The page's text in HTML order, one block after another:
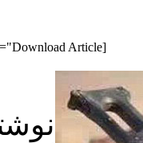
[pdf_attachment file="1" name="Download Article"]